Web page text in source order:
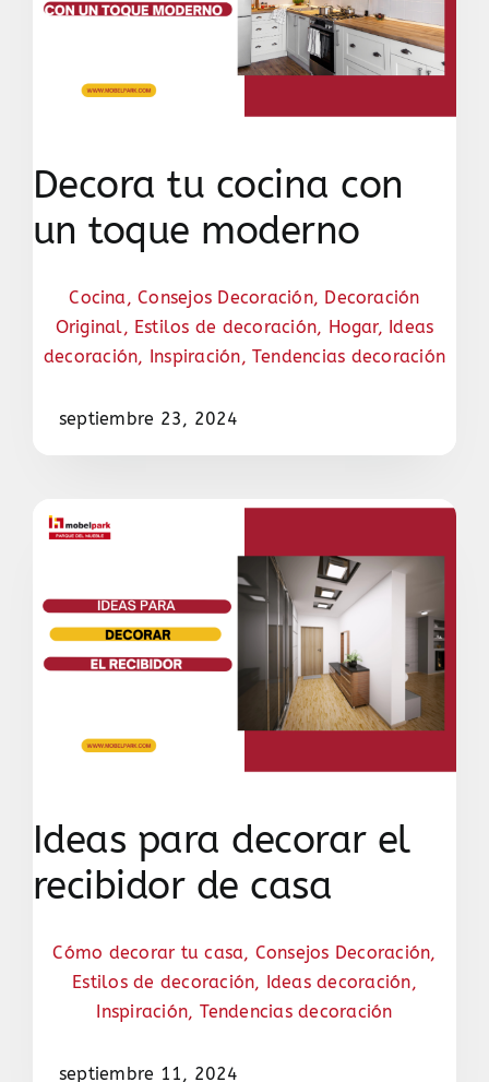
Decora tu cocina con
un toque moderno
Cocina ,Consejos Decoración, Decoración
Original, Estilos de decoración, Hogar, Ideas
decoración, Inspiración, Tendencias decoración
septiembre 23, 2024
Ideas para decorar el
recibidor de casa
Cómo decorar tu casa, Consejos Decoración,
Estilos de decoración, Ideas decoración,
Inspiración, Tendencias decoración
septiembre 11, 2024